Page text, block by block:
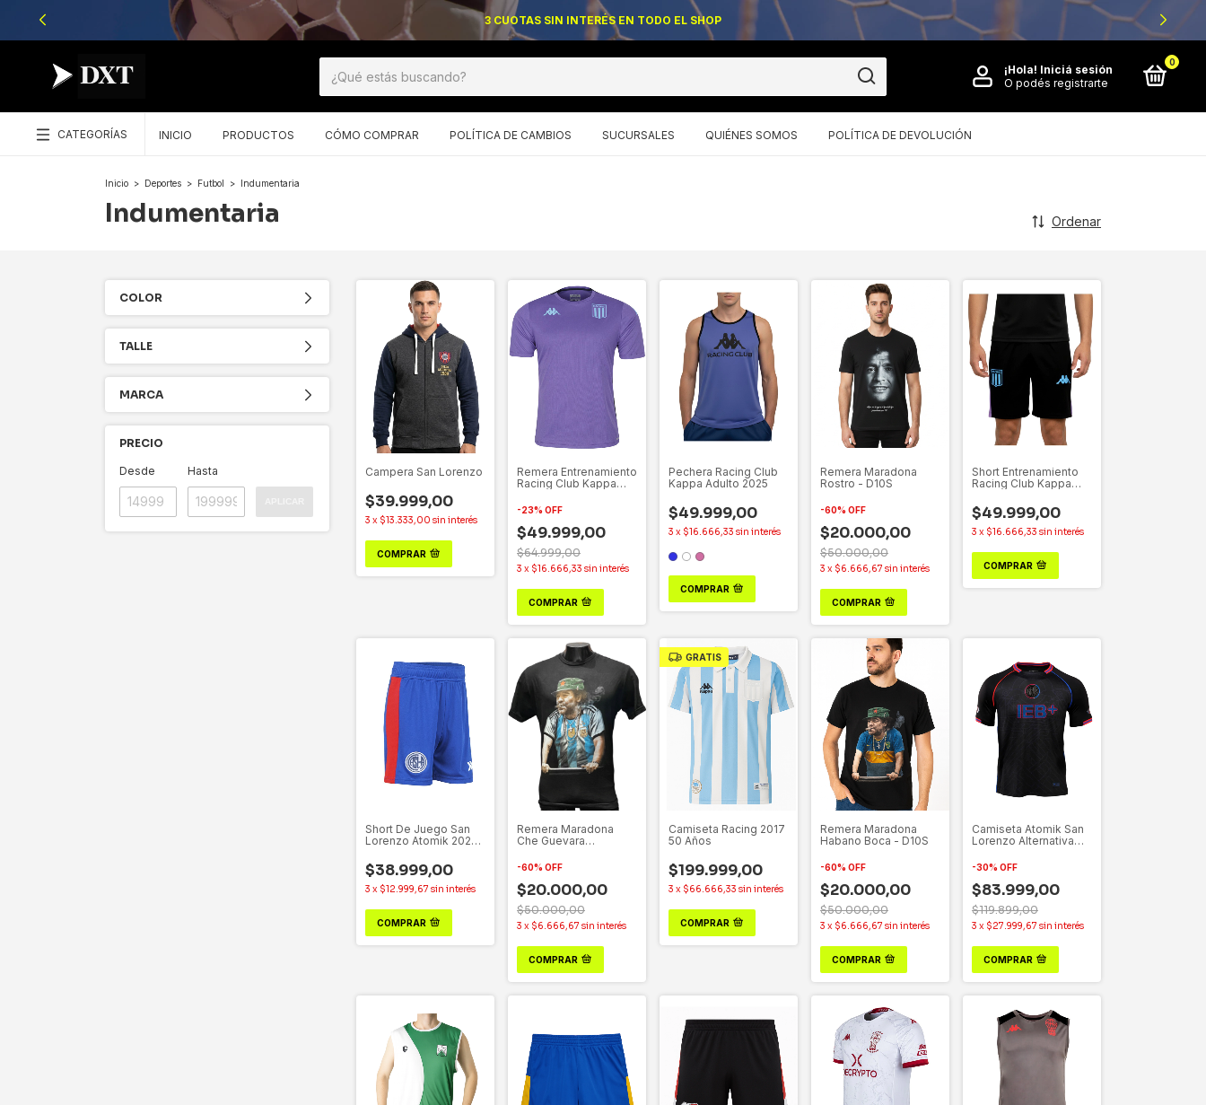
3 CUOTAS SIN INTERÉS EN TODO EL SHOP
¡Hola! Iniciá sesión
O podés registrarte
0
CATEGORÍAS INICIO PRODUCTOS CÓMO COMPRAR POLÍTICA DE CAMBIOS SUCURSALES QUIÉNES SOMOS POLÍTICA DE DEVOLUCIÓN
Inicio > Deportes > Futbol > Indumentaria
Indumentaria Ordenar
COLOR
TALLE
MARCA
PRECIO
Desde Hasta Campera San Lorenzo
$39.999,00
3 x $13.333,00 sin interés
COMPRAR
Remera Entrenamiento
Racing Club Kappa
-23% OFF
$49.999,00
$64.999,00
3 x $16.666,33 sin interés
COMPRAR
Pechera Racing Club
Kappa Adulto 2025
$49.999,00
3 x $16.666,33 sin interés
COMPRAR
Remera Maradona
Rostro - D10S
-60% OFF
$20.000,00
$50.000,00
3 x $6.666,67 sin interés
COMPRAR
Short Entrenamiento
Racing Club Kappa
$49.999,00
3 x $16.666,33 sin interés
COMPRAR
Short De Juego San
Lorenzo Atomik 2025
$38.999,00
3 x $12.999,67 sin interés
COMPRAR
Remera Maradona
Che Guevara
-60% OFF
$20.000,00
$50.000,00
3 x $6.666,67 sin interés
COMPRAR
GRATIS
Camiseta Racing 2017
50 Años
$199.999,00
3 x $66.666,33 sin interés
COMPRAR
Remera Maradona
Habano Boca - D10S
-60% OFF
$20.000,00
$50.000,00
3 x $6.666,67 sin interés
COMPRAR
Camiseta Atomik San
Lorenzo Alternativa
-30% OFF
$83.999,00
$119.899,00
3 x $27.999,67 sin interés
COMPRAR